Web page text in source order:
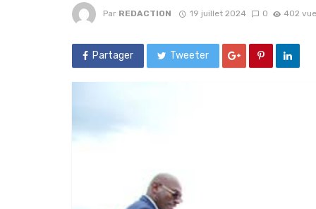
Par REDACTION 19 juillet 2024 0 402
Partager Tweeter